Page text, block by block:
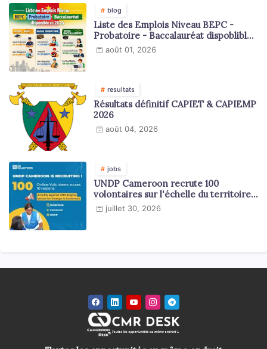
blog
Liste des Emplois Niveau BEPC -
Probatoire - Baccalauréat dispoblible
en 2026
août 01, 2026
resultats
Résultats définitif CAPIET & CAPIEMP
2026
août 04, 2026
jobs
UNDP Cameroon recrute 100
volontaires sur l'échelle du territoire
national
juillet 30, 2026